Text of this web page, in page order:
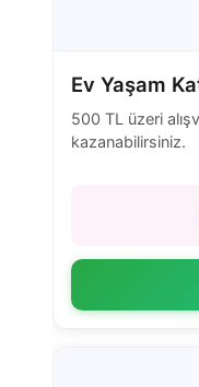
Ev Yaşam
500 TL üzeri
kazanabilirsiniz.